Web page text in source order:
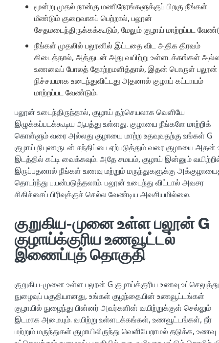
மூன்று முதல் நான்கு மணிநேரங்களுக்குப் பிறகு நீங்கள்
மீண்டும் குறைவாகப் பெற்றால், பலூன்
சேதமடைந்திருக்கக்கூடும், மேலும் குழாய் மாற்றப்பட
நீங்கள் முதலில் பலூனில் இட்டதை விட அதிக திரவம்
கிடைத்தால், அத்துடன் அது வயிற்று உள்ளடக்கங்கள்
உணவைப் போலத் தோற்றமளித்தால், இதன் பொருள் பலூன்
நிச்சயமாக உடைந்துவிட்டது அதனால் குழாய் கட்டாயம்
மாற்றப்பட வேண்டும்.
பலூன் உடைந்திருந்தால், குழாய் தற்செயலாக வெளியே
இழுக்கப்படக்கூடிய ஆபத்து உள்ளது. குழாயை நீங்களே மாற்றிக்
கொள்ளும் வரை அல்லது குழாயை மாற்ற உதவுவதற்கு உங்கள் G
குழாய் நிபுணருடன் சந்திப்பை ஏற்படுத்தும் வரை குழாயை அதன்
இடத்தில் கட்டி வைக்கவும். அதே சமயம், குழாய் இன்னும்
இருப்பதனால் நீங்கள் உணவு மற்றும் மருந்துகளுக்கு
தொடர்ந்து பயன்படுத்தலாம். பலூன் உடைந்து விட்டால் அவசர
சிகிச்சைப் பிரிவுக்குச் செல்ல வேண்டிய அவசியமில்லை.
குறுகிய-முனை உள்ள பலூன் G
குழாய்க்குரிய உணவூட்டல்
இணைப்புத் தொகுதி
குறுகிய-முனை உள்ள பலூன் G குழாய்க்குரிய உணவு
நுழைவுப் பகுதியானது, உங்கள் குழந்தையின் உணவூட்டங்கள்
குழாயில் நுழைந்து பின்னர் அவர்களின் வயிற்றுக்குள் செல்லும்
இடமாக அமையும். வயிற்று உள்ளடக்கங்கள், உணவூட்டங்கள், நீர்
மற்றும் மருந்துகள் குழாயிலிருந்து வெளியேறாமல் தடுக்க, உணவு